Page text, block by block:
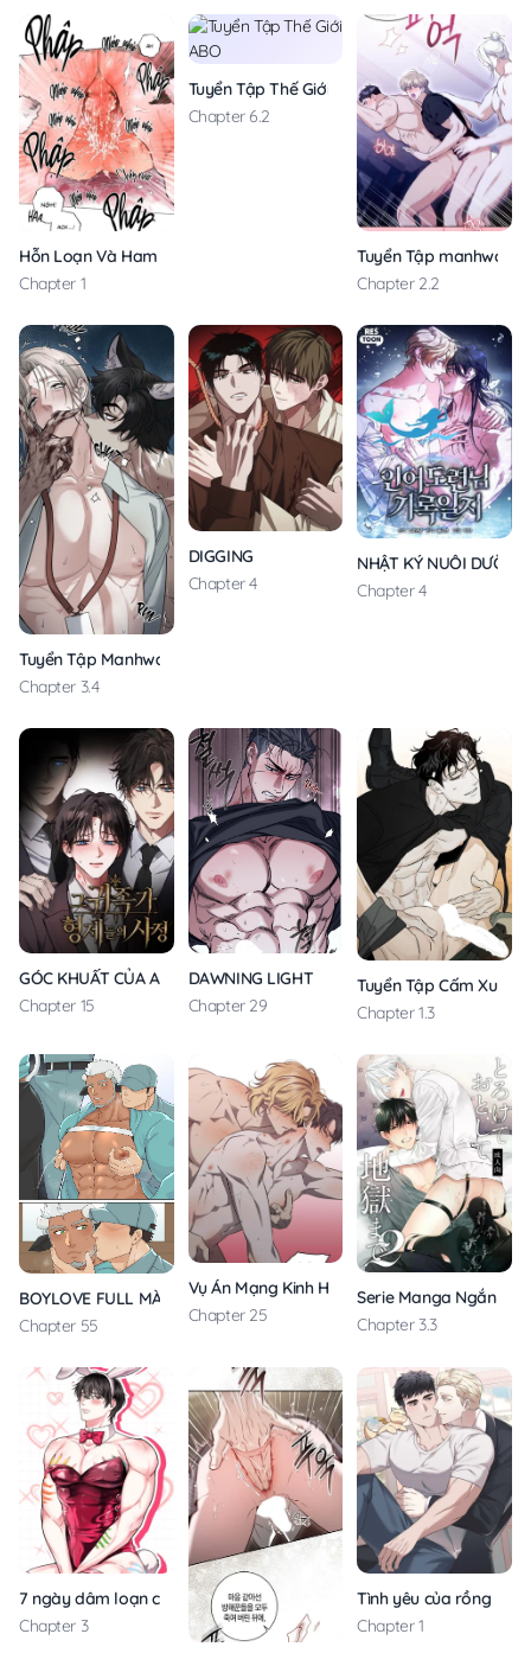
Hỗn Loạn Và Ham Muốn
Chapter 1
Tuyển Tập Thế Giới ABO
Chapter 6.2
Tuyển Tập manhwa NP
Chapter 2.2
Tuyển Tập Manhwa Ngắn Nhân Thú
Chapter 3.4
DIGGING
Chapter 4
NHẬT KÝ NUÔI
Chapter 4
GÓC KHUẤT CỦA ANH EM NHÀ QUÝ TỘC
Chapter 15
DAWNING LIGHT
Chapter 29
Tuyển Tập Cấm Xuất
Chapter 1.3
BOYLOVE FULL MÀU
Chapter 55
Vụ Án Mạng Kinh Hoàng Tại Số 19 Phố Sunset
Chapter 25
Serie Manga Ngắn
Chapter 3.3
7 ngày dâm loạn cùng 8 người đàn ông sexy
Chapter 3
Tình yêu của rồng
Chapter 1